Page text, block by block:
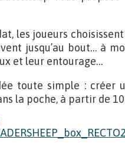
les joueurs
jusqu’au bout… à
et leur entourage…
toute simple : créer
la poche, à partir de 10